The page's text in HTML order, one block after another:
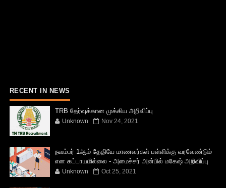
RECENT IN NEWS
TRB தேர்வுக்கான முக்கிய அறிவிப்பு
Unknown Nov 24, 2021
நவம்பர் 1ஆம் தேதியே மாணவர்கள் பள்ளிக்கு வரவேண்டும்
என கட்டாயமில்லை - அமைச்சர் அன்பில் மகேஷ் அறிவிப்பு
Unknown Oct 25, 2021